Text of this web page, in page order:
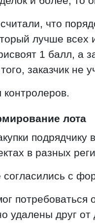
что
лучше всех
1 балл, а
заказчик не
лота
подрядчику
в разных
с
потребоваться
удалены друг от